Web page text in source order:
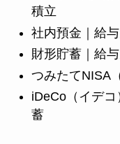
積立
社内預金｜給
財形貯蓄｜給
つみたてNISA
iDeCo（イデ
蓄